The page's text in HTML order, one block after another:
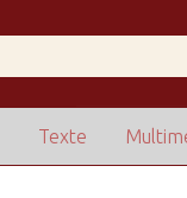
Texte